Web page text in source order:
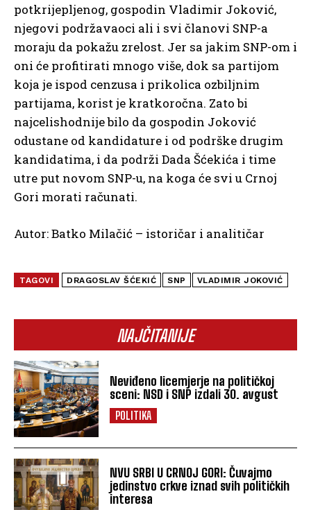
NAJČITANIJE
Neviđeno licemjerje na političkoj
sceni: NSD i SNP izdali 30. avgust
POLITIKA
NVU SRBI U CRNOJ GORI: Čuvajmo
jedinstvo crkve iznad svih političkih
interesa
potkrijepljenog, gospodin Vladimir Joković,
njegovi podržavaoci ali i svi članovi SNP-a
moraju da pokažu zrelost. Jer sa jakim SNP-om i
oni će profitirati mnogo više, dok sa partijom
koja je ispod cenzusa i prikolica ozbiljnim
partijama, korist je kratkoročna. Zato bi
najcelishodnije bilo da gospodin Joković
odustane od kandidature i od podrške drugim
kandidatima, i da podrži Dada Šćekića i time
utre put novom SNP-u, na koga će svi u Crnoj
Gori morati računati.
Autor: Batko Milačić – istoričar i analitičar
TAGOVI DRAGOSLAV ŠĆEKIĆ SNP VLADIMIR JOKOVIĆ